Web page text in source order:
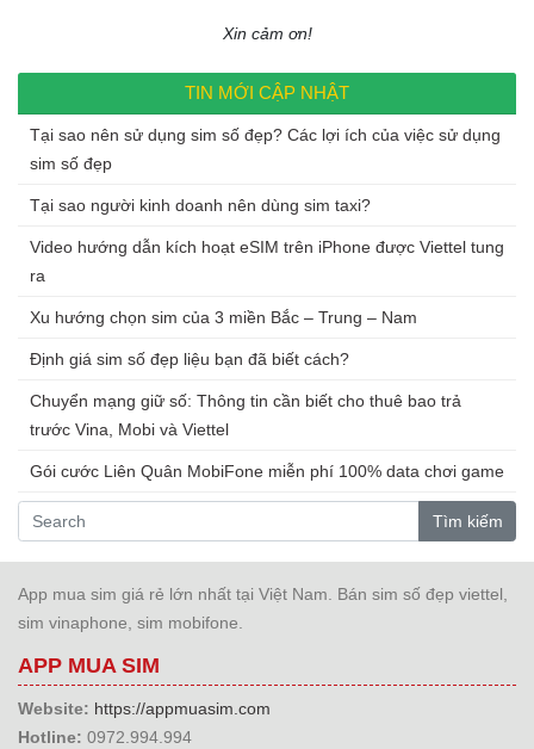
Xin cảm ơn!
TIN MỚI CẬP NHẬT
Tại sao nên sử dụng sim số đẹp? Các lợi ích của việc sử dụng
sim số đẹp
Tại sao người kinh doanh nên dùng sim taxi?
Video hướng dẫn kích hoạt eSIM trên iPhone được Viettel tung
ra
Xu hướng chọn sim của 3 miền Bắc – Trung – Nam
Định giá sim số đẹp liệu bạn đã biết cách?
Chuyển mạng giữ số: Thông tin cần biết cho thuê bao trả
trước Vina, Mobi và Viettel
Gói cước Liên Quân MobiFone miễn phí 100% data chơi game
Tìm kiếm
App mua sim giá rẻ lớn nhất tại Việt Nam. Bán sim số đẹp viettel,
sim vinaphone, sim mobifone.
APP MUA SIM
Website: https://appmuasim.com
Hotline: 0972.994.994